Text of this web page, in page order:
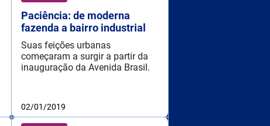
Paciência: de moderna
fazenda a bairro industrial
Suas feições urbanas
começaram a surgir a partir da
inauguração da Avenida Brasil.
02/01/2019